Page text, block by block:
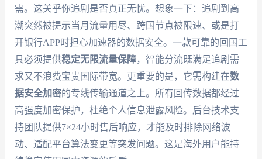
需。这关乎你追剧是否真正无忧。想象一下：追剧到高
潮突然被提示当月流量用尽、跨国节点被限速、或是打
开银行APP时担心加速器的数据安全。一款可靠的回国工
具必须提供稳定无限流量保障，智能分流既满足追剧需
求又不浪费宝贵国际带宽。更重要的是，它需构建在数
据安全加密的专线传输通道之上。所有回传数据都经过
高强度加密保护，杜绝个人信息泄露风险。后台技术支
持团队提供7×24小时售后响应，才能及时排除网络波
动、适配平台算法变更等突发问题。这是海外用户能持